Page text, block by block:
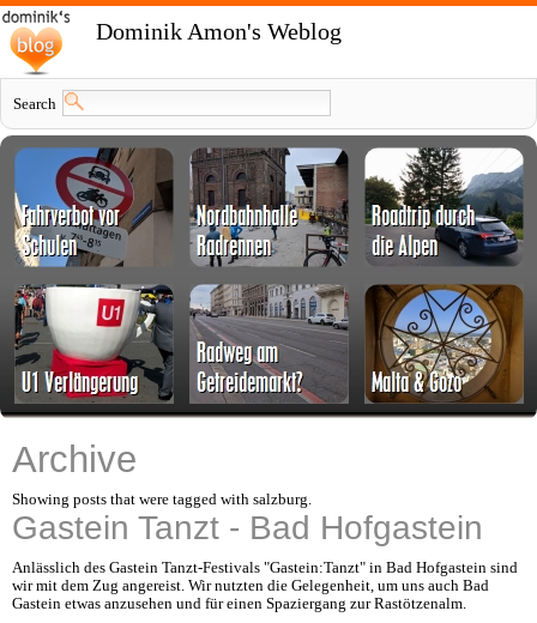
Dominik Amon's Weblog
Search
Archive
Showing posts that were tagged with salzburg.
Gastein Tanzt - Bad Hofgastein
Anlässlich des Gastein Tanzt-Festivals "Gastein:Tanzt" in Bad Hofgastein sind
wir mit dem Zug angereist. Wir nutzten die Gelegenheit, um uns auch Bad
Gastein etwas anzusehen und für einen Spaziergang zur Rastötzenalm.